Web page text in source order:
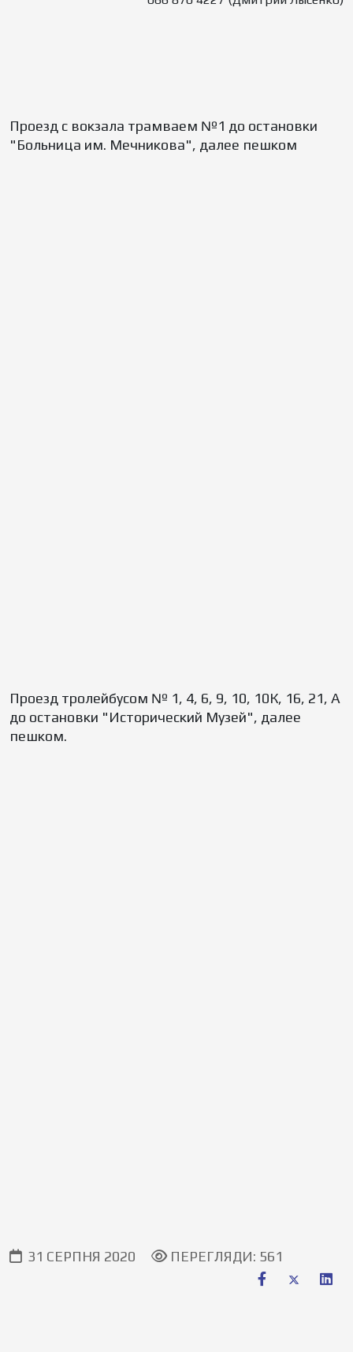
Проезд с вокзала трамваем №1 до остановки
"Больница им. Мечникова", далее пешком
Проезд тролейбусом № 1, 4, 6, 9, 10, 10К, 16, 21, А
до остановки "Исторический Музей", далее
пешком.
31 СЕРПНЯ 2020 ПЕРЕГЛЯДИ: 561